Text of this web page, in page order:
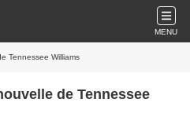
MENU
Tennessee Williams
de Tennessee